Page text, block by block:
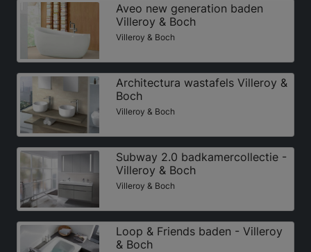
Aveo new generation baden
Villeroy & Boch
Villeroy & Boch
Architectura wastafels Villeroy &
Boch
Villeroy & Boch
Subway 2.0 badkamercollectie -
Villeroy & Boch
Villeroy & Boch
Loop & Friends baden - Villeroy
& Boch